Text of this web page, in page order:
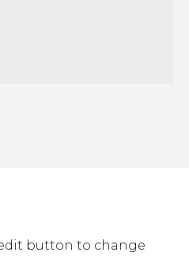
button to change